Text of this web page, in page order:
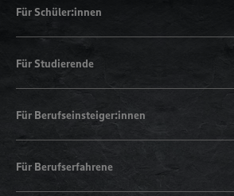
Für Schüler:innen
Für Studierende
Für Berufseinsteiger:innen
Für Berufserfahrene